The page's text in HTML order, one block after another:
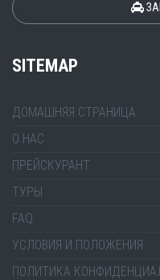
SITEMAP
ДОМАШНЯЯ СТРАНИЦА
О НАС
ПРЕЙСКУРАНТ
ТУРЫ
FAQ
УСЛОВИЯ И ПОЛОЖЕНИЯ
ПОЛИТИКА